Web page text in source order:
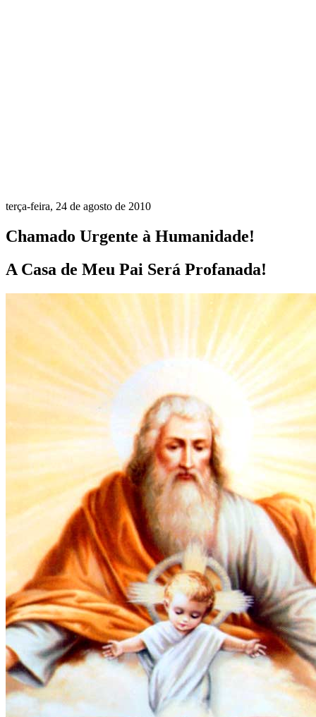
terça-feira, 24 de agosto de 2010
Chamado Urgente à Humanidade!
A Casa de Meu Pai Será Profanada!